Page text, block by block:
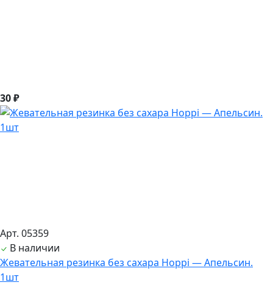
30 ₽
Арт. 05359
В наличии
Жевательная резинка без сахара Hoppi — Апельсин.
1шт